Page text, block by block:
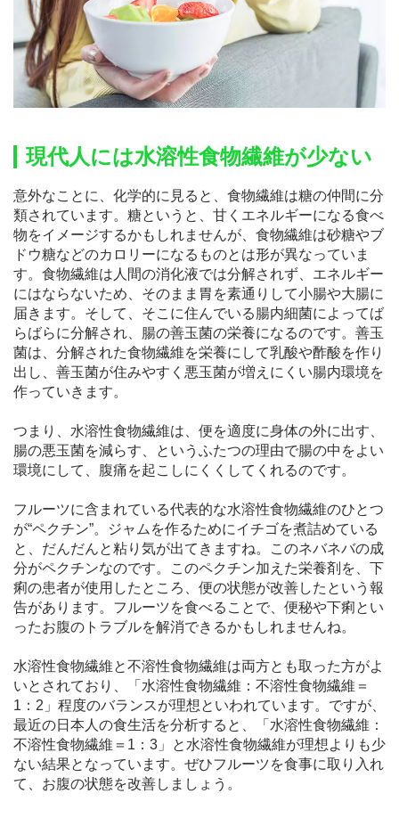
現代人には水溶性食物繊維が少ない
意外なことに、化学的に見ると、食物繊維は糖の仲間に分
類されています。糖というと、甘くエネルギーになる食べ
物をイメージするかもしれませんが、食物繊維は砂糖やブ
ドウ糖などのカロリーになるものとは形が異なっていま
す。食物繊維は人間の消化液では分解されず、エネルギー
にはならないため、そのまま胃を素通りして小腸や大腸に
届きます。そして、そこに住んでいる腸内細菌によってば
らばらに分解され、腸の善玉菌の栄養になるのです。善玉
菌は、分解された食物繊維を栄養にして乳酸や酢酸を作り
出し、善玉菌が住みやすく悪玉菌が増えにくい腸内環境を
作っていきます。
つまり、水溶性食物繊維は、便を適度に身体の外に出す、
腸の悪玉菌を減らす、というふたつの理由で腸の中をよい
環境にして、腹痛を起こしにくくしてくれるのです。
フルーツに含まれている代表的な水溶性食物繊維のひとつ
が“ペクチン”。ジャムを作るためにイチゴを煮詰めている
と、だんだんと粘り気が出てきますね。このネバネバの成
分がペクチンなのです。このペクチン加えた栄養剤を、下
痢の患者が使用したところ、便の状態が改善したという報
告があります。フルーツを食べることで、便秘や下痢とい
ったお腹のトラブルを解消できるかもしれませんね。
水溶性食物繊維と不溶性食物繊維は両方とも取った方がよ
いとされており、「水溶性食物繊維：不溶性食物繊維＝
1：2」程度のバランスが理想といわれています。ですが、
最近の日本人の食生活を分析すると、「水溶性食物繊維：
不溶性食物繊維＝1：3」と水溶性食物繊維が理想よりも少
ない結果となっています。ぜひフルーツを食事に取り入れ
て、お腹の状態を改善しましょう。